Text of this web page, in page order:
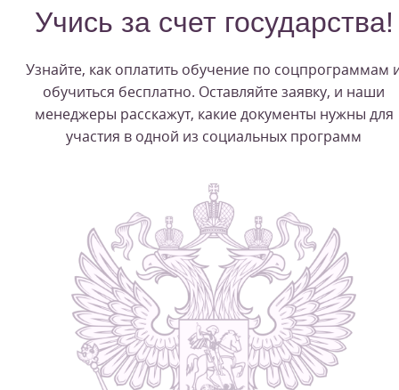
Учись за счет государства!
Узнайте, как оплатить обучение по соцпрограммам
обучиться бесплатно. Оставляйте заявку, и наши
менеджеры расскажут, какие документы нужны для
участия в одной из социальных программ